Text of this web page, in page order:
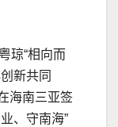
琼“相向而
新共同
海南三亚签
、守南海”